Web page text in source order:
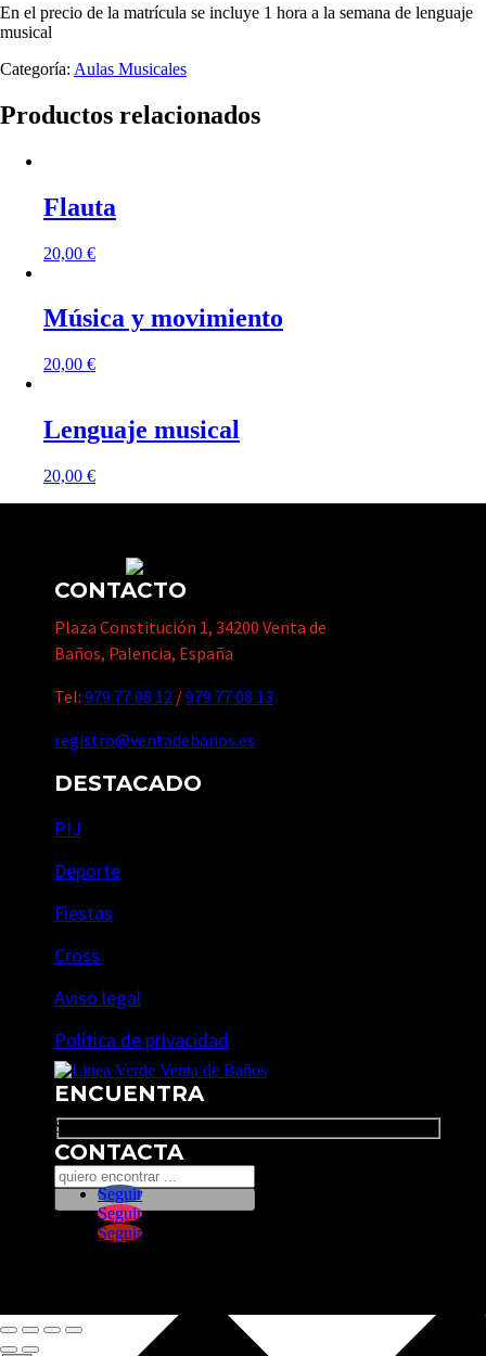
En el precio de la matrícula se incluye 1 hora a la semana de lenguaje
musical
Categoría: Aulas Musicales
Productos relacionados
Flauta
20,00 €
Música y movimiento
20,00 €
Lenguaje musical
20,00 €
CONTACTO
Plaza Constitución 1, 34200 Venta de
Baños, Palencia, España
Tel: 979 77 08 12 /979 77 08 13
registro@ventadebanos.es
DESTACADO
PIJ
Deporte
Fiestas
Cross
Aviso legal
Política de privacidad
ENCUENTRA
Search
CONTACTA
Seguir
Seguir
Seguir